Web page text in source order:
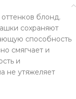
блонд.
сохраняют
способность
смягчает и
и
не утяжеляет